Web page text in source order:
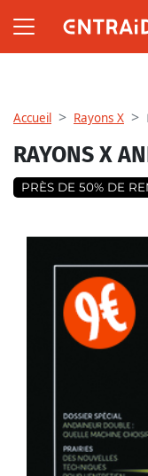
Accueil Rayons X
RAYONS X
PRÈS DE 50% DE